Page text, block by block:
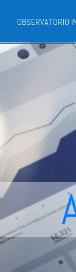
OBSERVATORIO